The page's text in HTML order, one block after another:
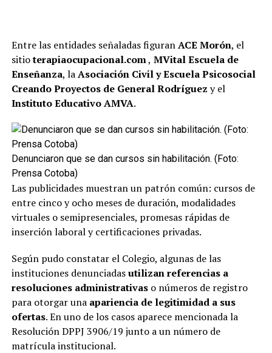
Entre las entidades señaladas figuranACE Morón, el
sitioterapiaocupacional.com, MVital Escuela de
Enseñanza, laAsociación Civil y Escuela Psicosocial
Creando Proyectos de General Rodríguez y el
Instituto Educativo AMVA.
Denunciaron que se dan cursos sin habilitación. (Foto:
Prensa Cotoba)
Las publicidades muestran un patrón común: cursos de
entre cinco y ocho meses de duración, modalidades
virtuales o semipresenciales, promesas rápidas de
inserción laboral y certificaciones privadas.
Según pudo constatar el Colegio, algunas de las
instituciones denunciadasutilizan referencias a
resoluciones administrativaso números de registro
para otorgar una apariencia de legitimidad a sus
ofertas. En uno de los casos aparece mencionada la
Resolución DPPJ 3906/19 junto a un número de
matrícula institucional.